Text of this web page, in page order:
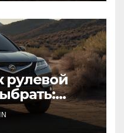
рулевой
аналог,